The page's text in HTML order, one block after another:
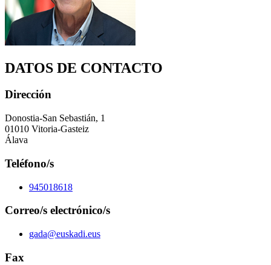
DATOS DE CONTACTO
Dirección
Donostia-San Sebastián, 1
01010 Vitoria-Gasteiz
Álava
Teléfono/s
945018618
Correo/s electrónico/s
gada@euskadi.eus
Fax